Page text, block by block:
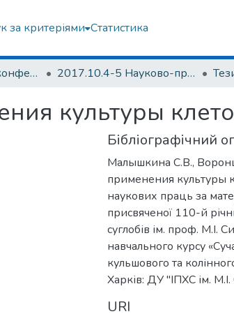
за критеріями Статистика
Матеріали з'їздів, конференцій, симпозіумів та ін. 2017.10.4-5 Науково-практична конференція, присвячена 110-й річниці заснування ДУ «Інститут патології хребта та суглобів ім. проф. М.І. Ситенка НАМН України» та міжнародного навчального курсу «Сучасні питання тотального ендопро-тезування кульшового та колінного суглобів» (м. Харків, 04–05 жовтня 2017 р.)
культуры
Бібліографічний
Малышкина С.В.,
применения культуры
наукових праць за
присвяченої 110-й
суглобів ім. проф. М.І.
навчального курсу
кульшового та
Харків: ДУ "ІПХС ім.
URI